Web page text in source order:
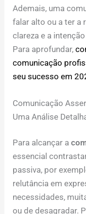
Ademais, uma
falar alto ou a ter a
clareza e a
Para aprofundar,
comunicação
seu sucesso em
Comunicação
Uma Análise
Para alcançar a
essencial
passiva, por
relutância em
necessidades,
ou de desagradar.